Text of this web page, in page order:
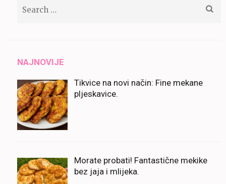
NAJNOVIJE
Tikvice na novi način: Fine mekane
pljeskavice.
Morate probati! Fantastične mekike
bez jaja i mlijeka.